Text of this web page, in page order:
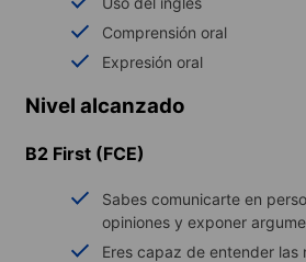
Comprensión oral
Expresión oral
Nivel alcanzado
B2 First (FCE)
Sabes comunicarte en
opiniones y exponer
Eres capaz de entender las